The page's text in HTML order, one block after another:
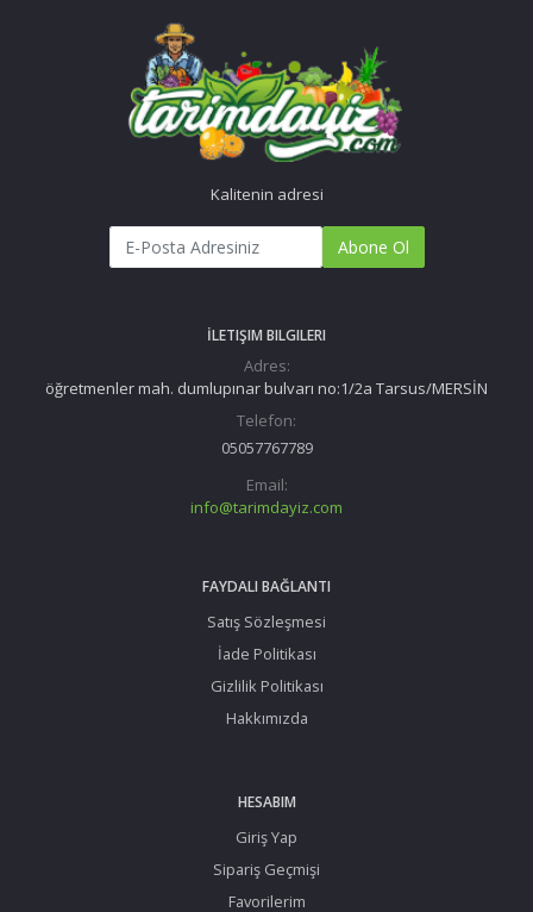
Kalitenin adresi
Abone Ol
İLETIŞIM BILGILERI
Adres:
öğretmenler mah. dumlupınar bulvarı no:1/2a Tarsus/MERSİN
Telefon:
05057767789
Email:
info@tarimdayiz.com
FAYDALI BAĞLANTI
Satış Sözleşmesi
İade Politikası
Gizlilik Politikası
Hakkımızda
HESABIM
Giriş Yap
Sipariş Geçmişi
Favorilerim